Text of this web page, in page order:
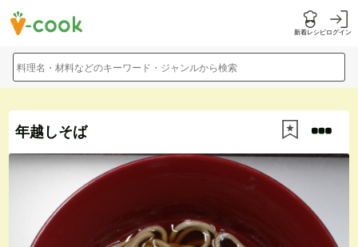
新着レシピログイン
料理名・材料などのキーワード・ジャンルから検索
年越しそば